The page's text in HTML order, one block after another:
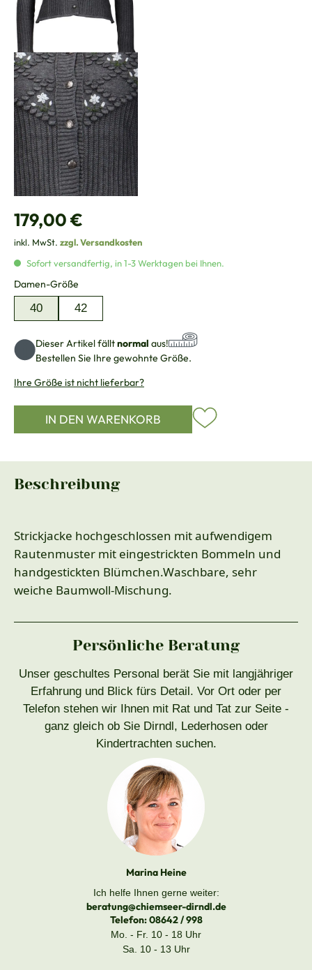
Regulärer Preis:
179,00 €
inkl. MwSt. zzgl. Versandkosten
Sofort versandfertig, in 1-3 Werktagen bei Ihnen.
Damen-Größe
40 42
Dieser Artikel fälltnormal aus!
Bestellen Sie Ihre gewohnte Größe.
Ihre Größe ist nicht lieferbar?
IN DEN WARENKORB
Beschreibung
Strickjacke hochgeschlossen mit aufwendigem
Rautenmuster mit eingestrickten Bommeln und
handgestickten Blümchen.Waschbare, sehr
weiche Baumwoll-Mischung.
Persönliche Beratung
Unser geschultes Personal berät Sie mit langjähriger
Erfahrung und Blick fürs Detail. Vor Ort oder per
Telefon stehen wir Ihnen mit Rat und Tat zur Seite -
ganz gleich ob Sie Dirndl, Lederhosen oder
Kindertrachten suchen.
Marina Heine
Ich helfe Ihnen gerne weiter:
beratung@chiemseer-dirndl.de
Telefon:08642 / 998
Mo. - Fr. 10 - 18 Uhr
Sa. 10 - 13 Uhr